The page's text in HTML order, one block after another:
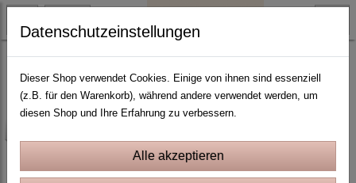
Weihnachten und Winter
Datenschutzeinstellungen
Dieser Shop verwendet Cookies. Einige von ihnen sind essenziell
(z.B. für den Warenkorb), während andere verwendet werden, um
diesen Shop und Ihre Erfahrung zu verbessern.